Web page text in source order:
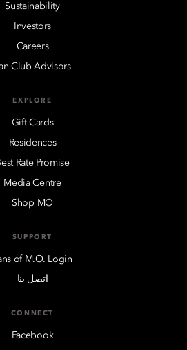
Sustainability
Investors
Careers
Club Advisors
EXPLORE
Gift Cards
Residences
Rate Promise
Media Centre
Shop MO
SUPPORT
of M.O. Login
اتصل بنا
CONNECT
Facebook